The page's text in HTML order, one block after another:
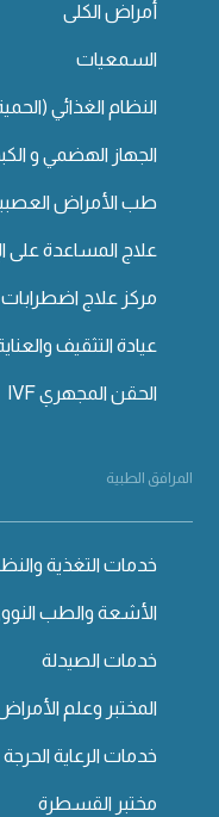
أمراض الكلى
السمعيات
النظام الغذائي
الجهاز الهضمي و
طب الأمراض
علاج المساعدة على
مركز علاج اضطرابات
عيادة التثقيف
الحقن المجهري IVF
المرافق الطبية
خدمات التغذية
الأشعة والطب
خدمات الصيدلة
المختبر وعلم
خدمات الرعاية الحرجة
مختبر القسطرة